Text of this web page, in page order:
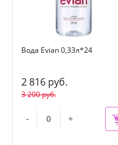
Вода Evian 0,33л*24
2 816 руб.
3 200 руб.
- +